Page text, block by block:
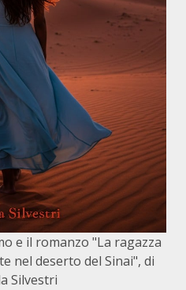
e il romanzo "La ragazza
nel deserto del Sinai", di
Silvestri